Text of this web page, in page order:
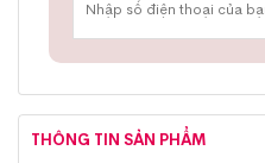
THÔNG TIN SẢN PHẨM